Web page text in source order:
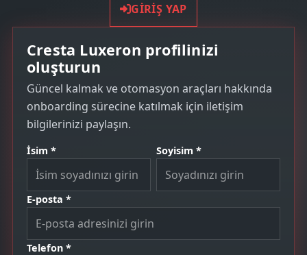
GIRIŞ YAP
Cresta Luxeron profilinizi
oluşturun
Güncel kalmak ve otomasyon araçları hakkında
onboarding sürecine katılmak için iletişim
bilgilerinizi paylaşın.
İsim * Soyisim *
E-posta *
Telefon *